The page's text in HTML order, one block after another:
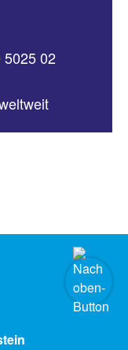
5025 02